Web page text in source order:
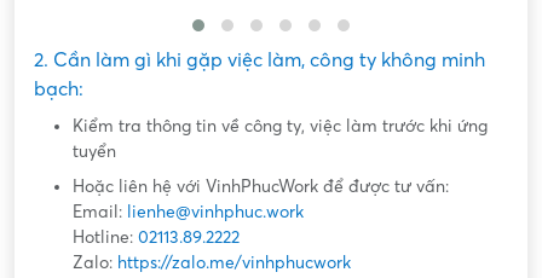
2. Cần làm gì khi gặp việc làm, công ty không minh
bạch:
Kiểm tra thông tin về công ty, việc làm trước khi ứng
tuyển
Hoặc liên hệ với VinhPhucWork để được tư vấn:
Email: lienhe@vinhphuc.work
Hotline: 02113.89.2222
Zalo: https://zalo.me/vinhphucwork